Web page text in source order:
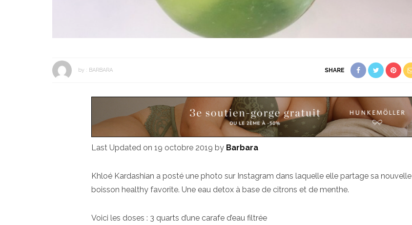
by : BARBARA SHARE
Last Updated on 19 octobre 2019 by Barbara
Khloé Kardashian a posté une photo sur Instagram dans laquelle elle partage sa nouvelle
boisson healthy favorite. Une eau detox à base de citrons et de menthe.
Voici les doses : 3 quarts d’une carafe d’eau filtrée